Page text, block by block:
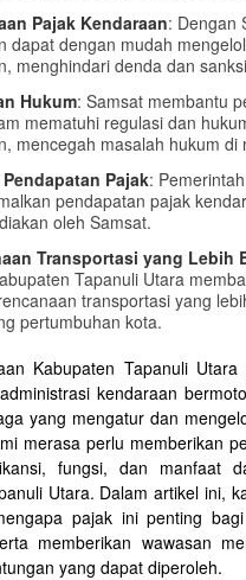
Pajak Kendaraan: Dengan
dapat dengan mudah
menghindari denda dan
Hukum: Samsat membantu
mematuhi regulasi dan
mencegah masalah hukum di
Pajak:
pendapatan pajak
oleh Samsat.
Transportasi yang Lebih
Tapanuli Utara
transportasi yang
pertumbuhan kota.
Kabupaten Tapanuli
kendaraan
yang mengatur dan
merasa perlu memberikan
fungsi, dan manfaat
Utara. Dalam artikel ini,
pajak ini penting
memberikan wawasan
yang dapat diperoleh.